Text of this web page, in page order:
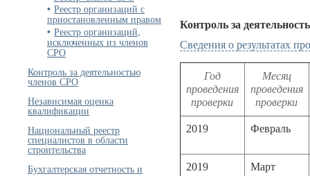
Реестр организаций с
приостановленным правом
Реестр организаций,
исключенных из членов
СРО
Контроль за деятельностью
членов СРО
Независимая оценка
квалификации
Национальный реестр
специалистов в области
строительства
Бухгалтерская отчетность и
Контроль за
Сведения о результатах
Год
проведения
проверки
Месяц
проведения
проверки
2019 Февраль
2019 Март